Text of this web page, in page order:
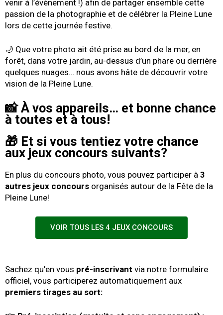
venir à l’événement !) afin de partager ensemble cette
passion de la photographie et de célébrer la Pleine Lune
lors de cette journée festive.
🌙 Que votre photo ait été prise au bord de la mer, en
forêt, dans votre jardin, au-dessus d’un phare ou derrière
quelques nuages… nous avons hâte de découvrir votre
vision de la Pleine Lune.
📸 À vos appareils… et bonne chance
à toutes et à tous!
🎁 Et si vous tentiez votre chance
aux jeux concours suivants?
En plus du concours photo, vous pouvez participer à 3
autres jeux concours organisés autour de la Fête de la
Pleine Lune!
VOIR TOUS LES 4 JEUX CONCOURS
Sachez qu’en vous pré-inscrivant via notre formulaire
officiel, vous participerez automatiquement aux
premiers tirages au sort: